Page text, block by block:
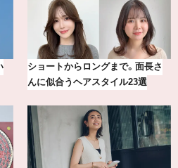
20年の研究が生んだ、『TSUBAKI』
の圧倒的な艶力【エデ…